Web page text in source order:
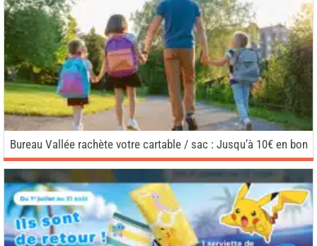
Bureau Vallée rachète votre cartable / sac : Jusqu’à 10€ en bon